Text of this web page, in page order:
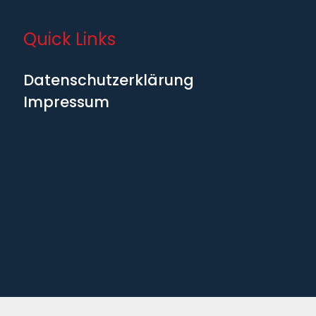
Quick Links
Datenschutzerklärung
Impressum